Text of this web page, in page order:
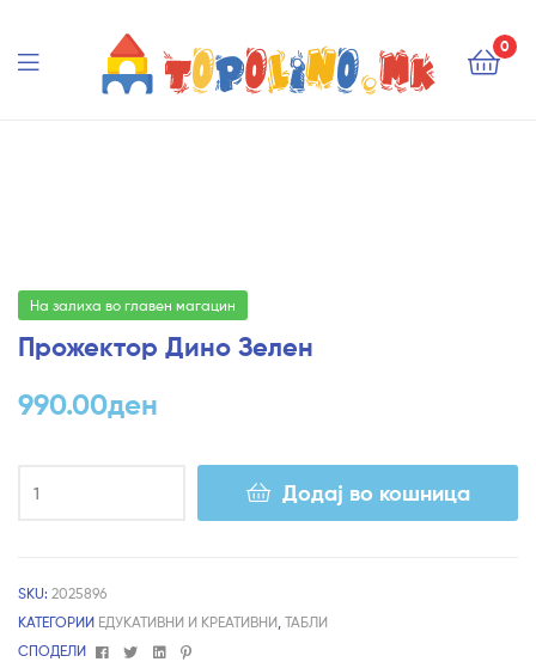
0
На залиха во главен магацин
Прожектор Дино Зелен
990.00ден
Додај во кошница
SKU: 2025896
КАТЕГОРИИ ЕДУКАТИВНИ И КРЕАТИВНИ, ТАБЛИ
СПОДЕЛИ
FacebookTwitterLinkedin
Pinterest